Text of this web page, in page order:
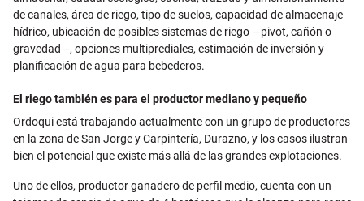
de canales, área de riego, tipo de suelos, capacidad de almacenaje
hídrico, ubicación de posibles sistemas de riego —pivot, cañón o
gravedad—, opciones multiprediales, estimación de inversión y
planificación de agua para bebederos.
El riego también es para el productor mediano y pequeño
Ordoqui está trabajando actualmente con un grupo de productores
en la zona de San Jorge y Carpintería, Durazno, y los casos ilustran
bien el potencial que existe más allá de las grandes explotaciones.
Uno de ellos, productor ganadero de perfil medio, cuenta con un